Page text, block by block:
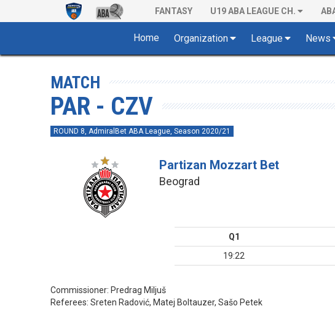
FANTASY U19 ABA LEAGUE CH.
Home Organization League News
MATCH
PAR - CZV
ROUND 8, AdmiralBet ABA League, Season 2020/21
Partizan Mozzart Bet
Beograd
Q1
19:22
Commissioner: Predrag Miljuš
Referees:Sreten Radović, Matej Boltauzer, Sašo Petek